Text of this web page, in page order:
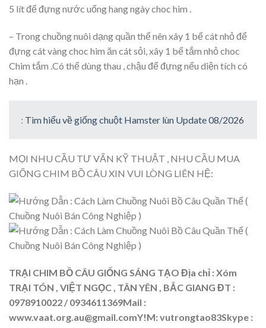
5 lít để đựng nước uống hang ngày choc him .
– Trong chuồng nuôi dạng quần thể nên xây 1 bể cát nhỏ để
đựng cát vàng choc him ăn cát sỏi, xây 1 bể tắm nhỏ choc
Chim tắm .Có thể dùng thau , chậu để đựng nếu diện tích có
hạn .
: Tìm hiểu về giống chuột Hamster lùn Update 08/2026
MỌI NHU CẦU TƯ VẤN KỸ THUẬT , NHU CẦU MUA
GIỐNG CHIM BỒ CÂU XIN VUI LÒNG LIÊN HỆ:
TRẠI CHIM BỒ CÂU GIỐNG SÁNG TẠO Địa chỉ : Xóm
TRẠI TÓN , VIỆT NGỌC , TÂN YÊN , BẮC GIANG ĐT :
0978910022 / 0934611369Mail :
www.vaat.org.au@gmail.comY!M: vutrongtao83Skype :